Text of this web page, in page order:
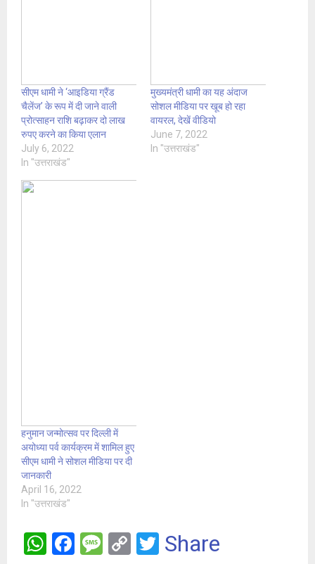
सीएम धामी ने ‘आइडिया ग्रैंड
चैलेंज’ के रूप में दी जाने वाली
प्रोत्साहन राशि बढ़ाकर दो लाख
रुपए करने का किया एलान
July 6, 2022
In "उत्तराखंड"
मुख्यमंत्री धामी का यह अंदाज
सोशल मीडिया पर खूब हो रहा
वायरल, देखें वीडियो
June 7, 2022
In "उत्तराखंड"
हनुमान जन्मोत्सव पर दिल्ली में
अयोध्या पर्व कार्यक्रम में शामिल हुए
सीएम धामी ने सोशल मीडिया पर दी
जानकारी
April 16, 2022
In "उत्तराखंड"
W F
M C
T
Share